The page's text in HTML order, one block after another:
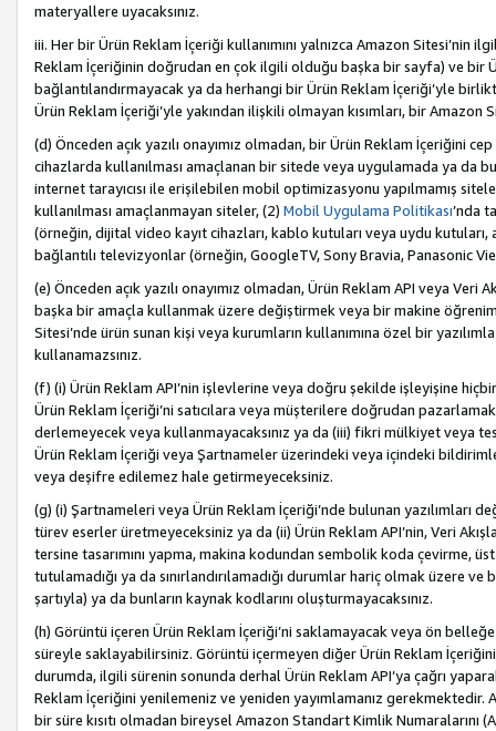
materyallere uyacaksınız.
iii. Her bir Ürün Reklam İçeriği kullanımını yalnızca Amazon
Reklam İçeriğinin doğrudan en çok ilgili olduğu başka bir sayfa) ve bir
bağlantılandırmayacak ya da herhangi bir Ürün Reklam İçeriği’yle
Ürün Reklam İçeriği’yle yakından ilişkili olmayan kısımları, bir Amazon
(d) Önceden açık yazılı onayımız olmadan, bir Ürün Reklam İçeriğini
cihazlarda kullanılması amaçlanan bir sitede veya uygulamada ya da
internet tarayıcısı ile erişilebilen mobil optimizasyonu yapılmamış
kullanılması amaçlanmayan siteler, (2) Mobil Uygulama Politikası’nda
(örneğin, dijital video kayıt cihazları, kablo kutuları veya uydu kutuları,
bağlantılı televizyonlar (örneğin, GoogleTV, Sony Bravia, Panasonic
(e) Önceden açık yazılı onayımız olmadan, Ürün Reklam API veya
başka bir amaçla kullanmak üzere değiştirmek veya bir makine
Sitesi’nde ürün sunan kişi veya kurumların kullanımına özel bir
kullanamazsınız.
(f) (i) Ürün Reklam API’nin işlevlerine veya doğru şekilde işleyişine
Ürün Reklam İçeriği’ni satıcılara veya müşterilere doğrudan
derlemeyecek veya kullanmayacaksınız ya da (iii) fikri mülkiyet veya
Ürün Reklam İçeriği veya Şartnameler üzerindeki veya içindeki
veya deşifre edilemez hale getirmeyeceksiniz.
(g) (i) Şartnameleri veya Ürün Reklam İçeriği’nde bulunan
türev eserler üretmeyeceksiniz ya da (ii) Ürün Reklam API’nin, Veri
tersine tasarımını yapma, makina kodundan sembolik koda çevirme,
tutulamadığı ya da sınırlandırılamadığı durumlar hariç olmak üzere
şartıyla) ya da bunların kaynak kodlarını oluşturmayacaksınız.
(h) Görüntü içeren Ürün Reklam İçeriği’ni saklamayacak veya ön
süreyle saklayabilirsiniz. Görüntü içermeyen diğer Ürün Reklam
durumda, ilgili sürenin sonunda derhal Ürün Reklam API’ya çağrı
Reklam İçeriğini yenilemeniz ve yeniden yayımlamanız gerekmektedir.
bir süre kısıtı olmadan bireysel Amazon Standart Kimlik Numaralarını